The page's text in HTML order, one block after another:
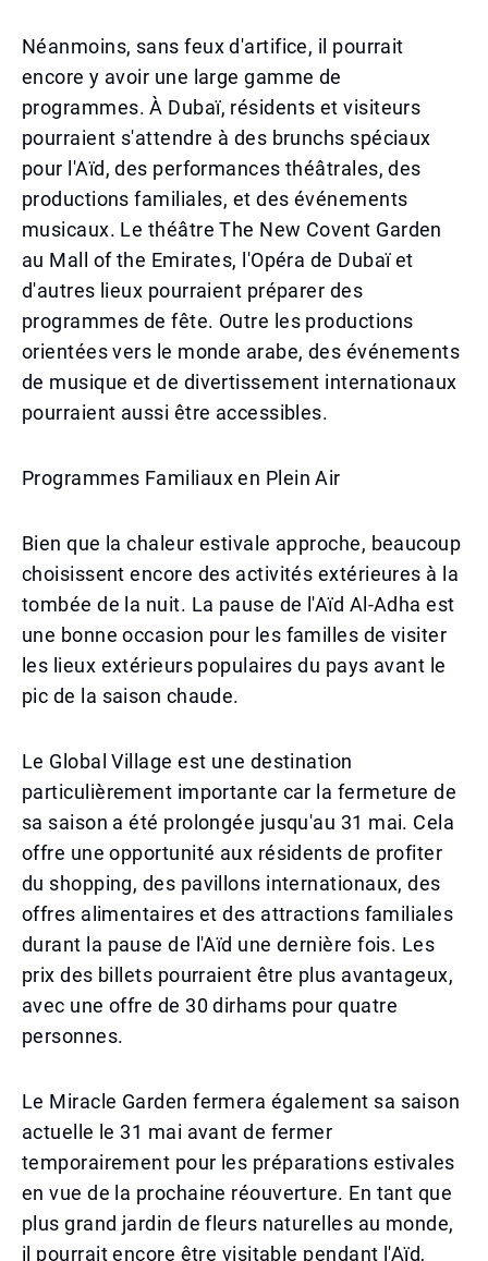
Néanmoins, sans feux d'artifice, il pourrait
encore y avoir une large gamme de
programmes. À Dubaï, résidents et visiteurs
pourraient s'attendre à des brunchs spéciaux
pour l'Aïd, des performances théâtrales, des
productions familiales, et des événements
musicaux. Le théâtre The New Covent Garden
au Mall of the Emirates, l'Opéra de Dubaï et
d'autres lieux pourraient préparer des
programmes de fête. Outre les productions
orientées vers le monde arabe, des événements
de musique et de divertissement internationaux
pourraient aussi être accessibles.
Programmes Familiaux en Plein Air
Bien que la chaleur estivale approche, beaucoup
choisissent encore des activités extérieures à la
tombée de la nuit. La pause de l'Aïd Al-Adha est
une bonne occasion pour les familles de visiter
les lieux extérieurs populaires du pays avant le
pic de la saison chaude.
Le Global Village est une destination
particulièrement importante car la fermeture de
sa saison a été prolongée jusqu'au 31 mai. Cela
offre une opportunité aux résidents de profiter
du shopping, des pavillons internationaux, des
offres alimentaires et des attractions familiales
durant la pause de l'Aïd une dernière fois. Les
prix des billets pourraient être plus avantageux,
avec une offre de 30 dirhams pour quatre
personnes.
Le Miracle Garden fermera également sa saison
actuelle le 31 mai avant de fermer
temporairement pour les préparations estivales
en vue de la prochaine réouverture. En tant que
plus grand jardin de fleurs naturelles au monde,
il pourrait encore être visitable pendant l'Aïd,